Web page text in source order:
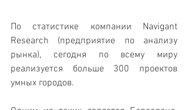
По статистике компании Navigant
Research (предприятие по анализу
рынка), сегодня по всему миру
реализуется больше 300 проектов
умных городов.